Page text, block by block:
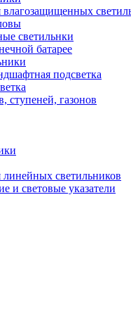
светильнки
батарее
подсветка
ступеней, газонов
светильников
и световые указатели